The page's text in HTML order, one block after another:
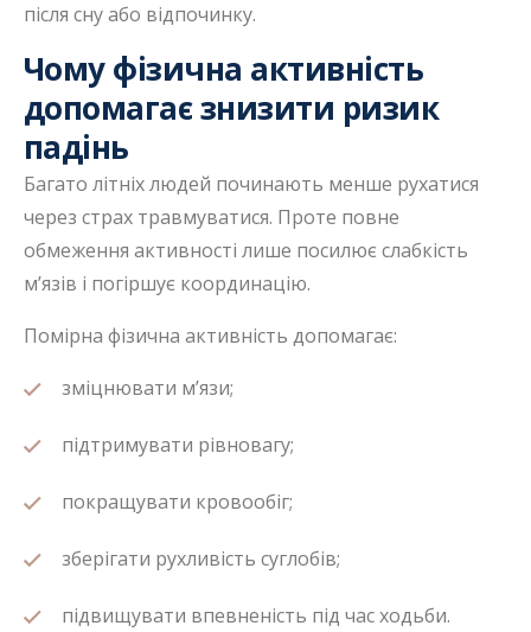
після сну або відпочинку.
Чому фізична активність
допомагає знизити ризик
падінь
Багато літніх людей починають менше рухатися
через страх травмуватися. Проте повне
обмеження активності лише посилює слабкість
м’язів і погіршує координацію.
Помірна фізична активність допомагає:
зміцнювати м’язи;
підтримувати рівновагу;
покращувати кровообіг;
зберігати рухливість суглобів;
підвищувати впевненість під час ходьби.